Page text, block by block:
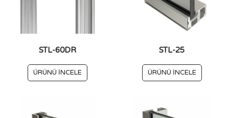
STL-60DR
ÜRÜNÜ İNCELE
STL-25
ÜRÜNÜ İNCELE